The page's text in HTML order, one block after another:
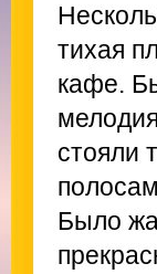
тихая
кафе.
стояли
Было